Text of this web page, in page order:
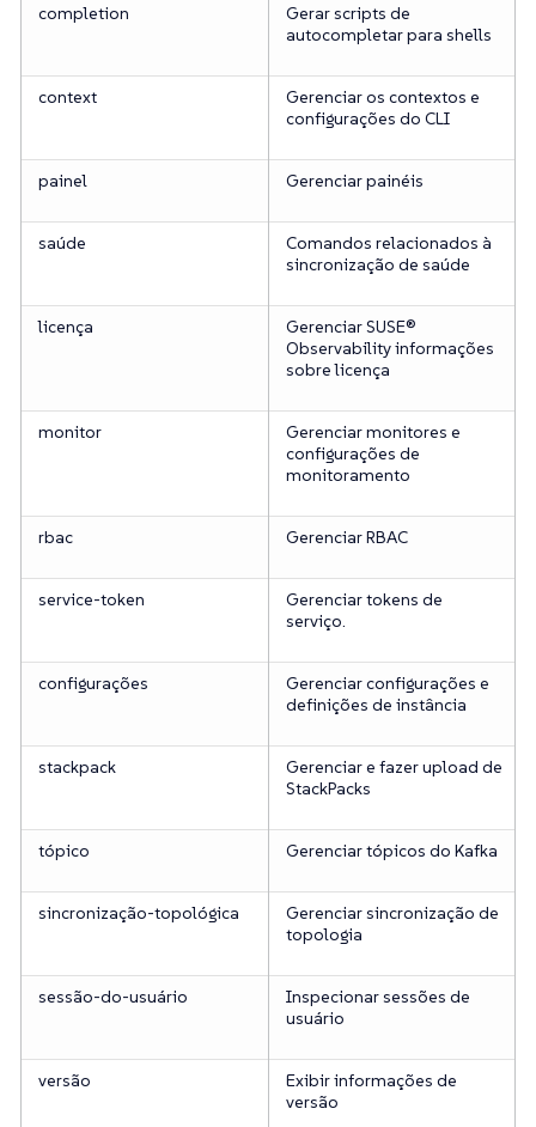
completion
Gerar scripts de
autocompletar para shells
context
Gerenciar os contextos e
configurações do CLI
painel Gerenciar painéis
saúde
Comandos relacionados à
sincronização de saúde
licença
Gerenciar SUSE®
Observability informações
sobre licença
monitor
Gerenciar monitores e
configurações de
monitoramento
rbac Gerenciar RBAC
service-token
Gerenciar tokens de
serviço.
configurações
Gerenciar configurações e
definições de instância
stackpack
Gerenciar e fazer upload de
StackPacks
tópico Gerenciar tópicos do Kafka
sincronização-topológica
Gerenciar sincronização de
topologia
sessão-do-usuário
Inspecionar sessões de
usuário
versão
Exibir informações de
versão